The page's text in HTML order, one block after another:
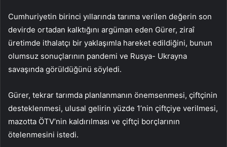
Cumhuriyetin birinci yıllarında tarıma verilen değerin son
devirde ortadan kalktığını argüman eden Gürer, ziraî
üretimde ithalatçı bir yaklaşımla hareket edildiğini, bunun
olumsuz sonuçlarının pandemi ve Rusya- Ukrayna
savaşında görüldüğünü söyledi.
Gürer, tekrar tarımda planlanmanın önemsenmesi, çiftçinin
desteklenmesi, ulusal gelirin yüzde 1’nin çiftçiye verilmesi,
mazotta ÖTV’nin kaldırılması ve çiftçi borçlarının
ötelenmesini istedi.